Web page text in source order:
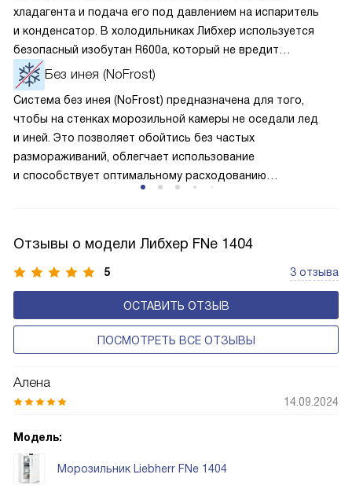
хладагента и подача его под давлением на испаритель
и конденсатор. В холодильниках Либхер используется
безопасный изобутан R600a, который не вредит
окружающей среде. Компрессор перегоняет его
по охладительному контуру по принципу насоса. Чем
лучше работает «мотор» прибора, тем качественнее
и быстрее происходит охлаждение, затрачивается
меньше электроэнергии.
Без инея (NoFrost)
Система без инея (NoFrost) предназначена для того,
чтобы на стенках морозильной камеры не оседали лед
и иней. Это позволяет обойтись без частых
размораживаний, облегчает использование
и способствует оптимальному расходованию
камеры.
Отзывы о модели Либхер FNe 1404
5 3 отзыва
ОСТАВИТЬ ОТЗЫВ
ПОСМОТРЕТЬ ВСЕ ОТЗЫВЫ
Алена
14.09.2024
Модель:
Морозильник Liebherr FNe 1404